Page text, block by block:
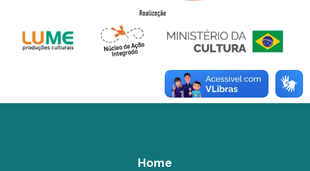
Home